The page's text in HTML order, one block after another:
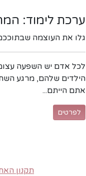
ערכת לימוד:
גלו את העוצמה
לכל אדם יש השפעה
הילדים שלהם, מרגע
אתם הייתם...
לפרטים
תקנון